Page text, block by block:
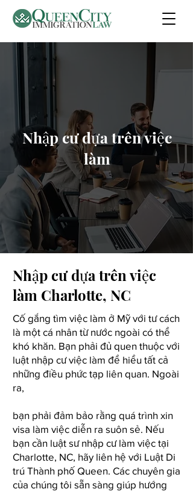
Nhập cư dựa trên việc
làm
Nhập cư dựa trên việc
làm Charlotte, NC
Cố gắng tìm việc làm ở Mỹ với tư cách
là một cá nhân từ nước ngoài có thể
khó khăn. Bạn phải đủ quen thuộc với
luật nhập cư việc làm để hiểu tất cả
những điều phức tạp liên quan. Ngoài
ra,
bạn phải đảm bảo rằng quá trình xin
visa làm việc diễn ra suôn sẻ. Nếu
bạn cần luật sư nhập cư làm việc tại
Charlotte, NC, hãy liên hệ với Luật Di
trú Thành phố Queen. Các chuyên gia
của chúng tôi sẵn sàng giúp hướng